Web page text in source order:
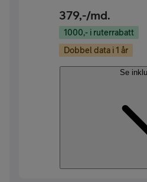
379,-/md.
1000,- i ruterrabatt
Dobbel data i 1 år